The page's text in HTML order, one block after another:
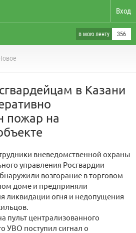
Вход
в мою ленту 356
в Казани
пожар на
вневедомственной охраны
управления Росгвардии
возгорание в торговом
доме и предприняли
ликвидации огня и недопущения
пульт централизованного
УВО поступил сигнал о